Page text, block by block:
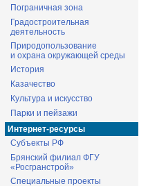
Пограничная зона
Градостроительная
деятельность
Природопользование
и охрана окружающей среды
История
Казачество
Культура и искусство
Парки и пейзажи
Интернет-ресурсы
Субъекты РФ
Брянский филиал ФГУ
«Росгранстрой»
Специальные проекты